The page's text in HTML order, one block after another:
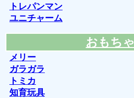
トレパンマン
ユニチャーム
おもちゃ
メリー
ガラガラ
トミカ
知育玩具